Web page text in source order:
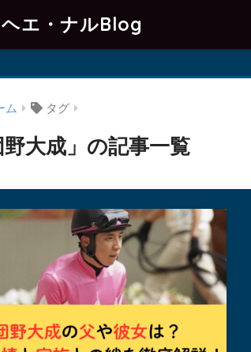
ヘエ・ナルBlog
ム タグ
野大成」の記事一覧